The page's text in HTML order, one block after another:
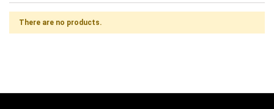
There are no products.